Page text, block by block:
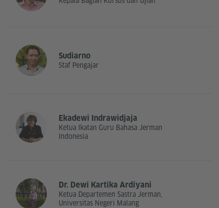
Sudiarno
Staf Pengajar
Ekadewi Indrawidjaja
Ketua Ikatan Guru Bahasa Jerman
Indonesia
Dr. Dewi Kartika Ardiyani
Ketua Departemen Sastra Jerman,
Universitas Negeri Malang